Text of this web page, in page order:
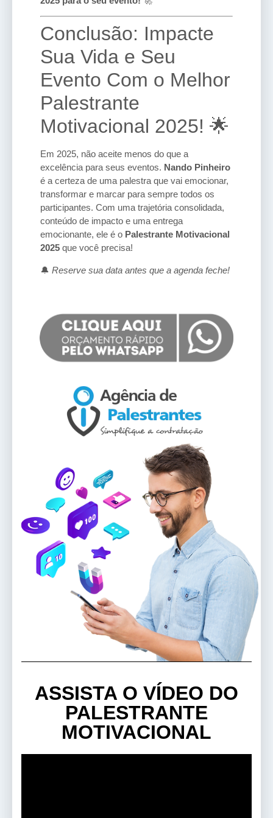
Conclusão: Impacte
Sua Vida e Seu
Evento Com o Melhor
Palestrante
Motivacional 2025! 🌟
Em 2025, não aceite menos do que a
excelência para seus eventos. Nando Pinheiro
é a certeza de uma palestra que vai emocionar,
transformar e marcar para sempre todos os
participantes. Com uma trajetória consolidada,
conteúdo de impacto e uma entrega
emocionante, ele é o Palestrante Motivacional
2025 que você precisa!
🔔 Reserve sua data antes que a agenda feche!
ASSISTA O VÍDEO DO
PALESTRANTE
MOTIVACIONAL